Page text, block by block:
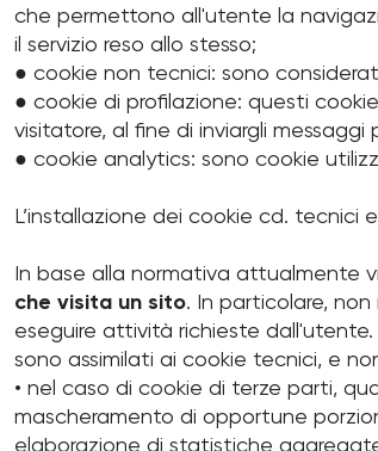
che permettono all'utente la
il servizio reso allo stesso;
● cookie non tecnici: sono
● cookie di profilazione: questi
visitatore, al fine di inviargli
● cookie analytics: sono cookie
L’installazione dei cookie cd. tecnici
In base alla normativa attualmente
che visita un sito. In particolare,
eseguire attività richieste
sono assimilati ai cookie tecnici, e
• nel caso di cookie di terze parti,
mascheramento di opportune
elaborazione di statistiche